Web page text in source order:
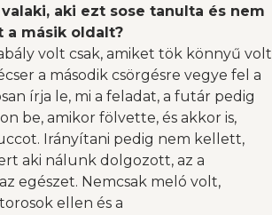
aki ezt sose tanulta és nem
a másik oldalt?
volt csak, amiket tök könnyű volt
a második csörgésre vegye fel a
írja le, mi a feladat, a futár pedig
be, amikor fölvette, és akkor is,
Irányítani pedig nem kellett,
aki nálunk dolgozott, az a
egészet. Nemcsak meló volt,
ellen és a